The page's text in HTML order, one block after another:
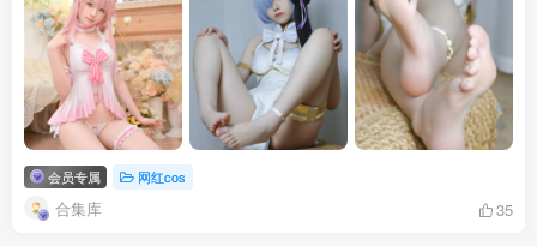
会员专属 网红cos
合集库 35